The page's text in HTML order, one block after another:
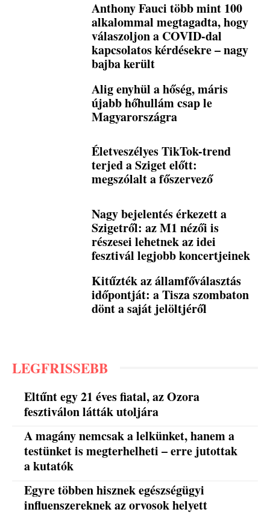
Anthony Fauci több mint 100
alkalommal megtagadta, hogy
válaszoljon a COVID-dal
kapcsolatos kérdésekre – nagy
bajba került
Alig enyhül a hőség, máris
újabb hőhullám csap le
Magyarországra
Életveszélyes TikTok-trend
terjed a Sziget előtt:
megszólalt a főszervező
Nagy bejelentés érkezett a
Szigetről: az M1 nézői is
részesei lehetnek az idei
fesztivál legjobb koncertjeinek
Kitűzték az államfőválasztás
időpontját: a Tisza szombaton
dönt a saját jelöltjéről
LEGFRISSEBB
Eltűnt egy 21 éves fiatal, az Ozora
fesztiválon látták utoljára
A magány nemcsak a lelkünket, hanem a
testünket is megterhelheti – erre jutottak
a kutatók
Egyre többen hisznek egészségügyi
influenszereknek az orvosok helyett